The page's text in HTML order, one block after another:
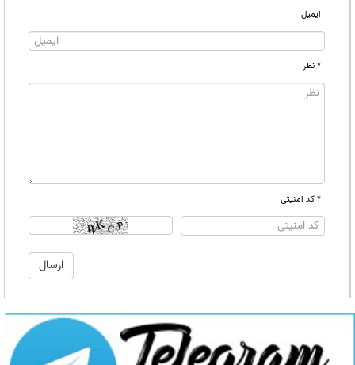
ایمیل
* نظر
* کد امنیتی